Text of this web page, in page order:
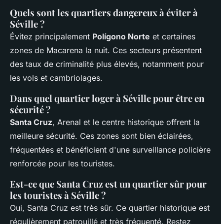
Quels sont les quartiers dangereux à éviter à
Séville ?
Évitez principalement Polígono Norte et certaines
zones de Macarena la nuit. Ces secteurs présentent
des taux de criminalité plus élevés, notamment pour
les vols et cambriolages.
Dans quel quartier loger à Séville pour être en
sécurité ?
Santa Cruz, Arenal et le centre historique offrent la
meilleure sécurité. Ces zones sont bien éclairées,
fréquentées et bénéficient d'une surveillance policière
renforcée pour les touristes.
Est-ce que Santa Cruz est un quartier sûr pour
les touristes à Séville ?
Oui, Santa Cruz est très sûr. Ce quartier historique est
régulièrement patrouillé et très fréquenté. Restez